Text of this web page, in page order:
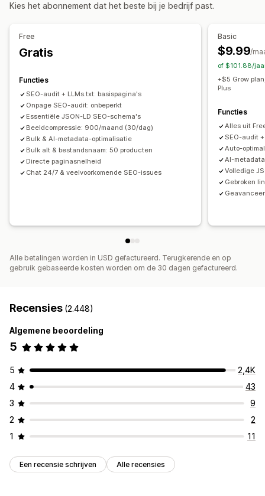
Schema's Bulkbewerking AI-generatie Lokale SEO
Contentoptimalisatie
Optimalisatie van metagegevens
Automatiseringen
Prestaties bijhouden
SEO-score Audits Rapportage
Analytics
Concurrentie-analyse
Trefwoordanalyse
Snelheidsanalyse Contentanalyse
Kies het abonnement dat het beste bij je bedrijf past.
Free
Gratis
Functies
SEO-audit + LLMs.txt: basispagina's
Onpage SEO-audit: onbeperkt
Essentiële JSON-LD SEO-schema's
Beeldcompressie: 900/maand (30/dag)
Bulk & AI-metadata-optimalisatie
Bulk alt & bestandsnaam: 50 producten
Directe paginasnelheid
Chat 24/7 & veelvoorkomende SEO-issues
Basic
$9.99/
of $101.88/
+$5 Grow
Plus
Functies
Alles uit
SEO-audit
Auto-
AI-
Volledige
Gebroken
Alle betalingen worden in USD gefactureerd. Terugkerende en op
gebruik gebaseerde kosten worden om de 30 dagen gefactureerd.
Recensies (2.448)
Algemene beoordeling
5
5
2,4K
4
43
3
9
2
2
1
11
Een recensie schrijven Alle recensies